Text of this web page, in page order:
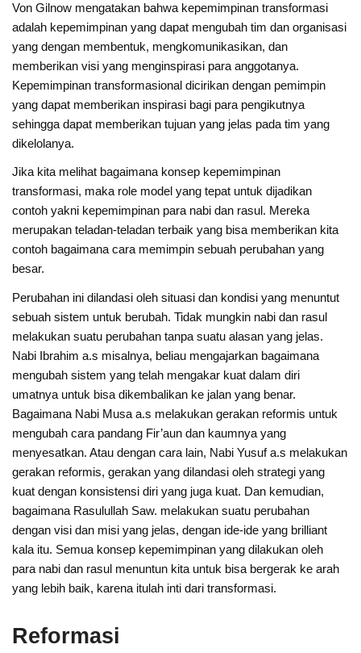
Von Gilnow mengatakan bahwa kepemimpinan transformasi
adalah kepemimpinan yang dapat mengubah tim dan organisasi
yang dengan membentuk, mengkomunikasikan, dan
memberikan visi yang menginspirasi para anggotanya.
Kepemimpinan transformasional dicirikan dengan pemimpin
yang dapat memberikan inspirasi bagi para pengikutnya
sehingga dapat memberikan tujuan yang jelas pada tim yang
dikelolanya.
Jika kita melihat bagaimana konsep kepemimpinan
transformasi, maka role model yang tepat untuk dijadikan
contoh yakni kepemimpinan para nabi dan rasul. Mereka
merupakan teladan-teladan terbaik yang bisa memberikan kita
contoh bagaimana cara memimpin sebuah perubahan yang
besar.
Perubahan ini dilandasi oleh situasi dan kondisi yang menuntut
sebuah sistem untuk berubah. Tidak mungkin nabi dan rasul
melakukan suatu perubahan tanpa suatu alasan yang jelas.
Nabi Ibrahim a.s misalnya, beliau mengajarkan bagaimana
mengubah sistem yang telah mengakar kuat dalam diri
umatnya untuk bisa dikembalikan ke jalan yang benar.
Bagaimana Nabi Musa a.s melakukan gerakan reformis untuk
mengubah cara pandang Fir’aun dan kaumnya yang
menyesatkan. Atau dengan cara lain, Nabi Yusuf a.s melakukan
gerakan reformis, gerakan yang dilandasi oleh strategi yang
kuat dengan konsistensi diri yang juga kuat. Dan kemudian,
bagaimana Rasulullah Saw. melakukan suatu perubahan
dengan visi dan misi yang jelas, dengan ide-ide yang brilliant
kala itu. Semua konsep kepemimpinan yang dilakukan oleh
para nabi dan rasul menuntun kita untuk bisa bergerak ke arah
yang lebih baik, karena itulah inti dari transformasi.
Reformasi